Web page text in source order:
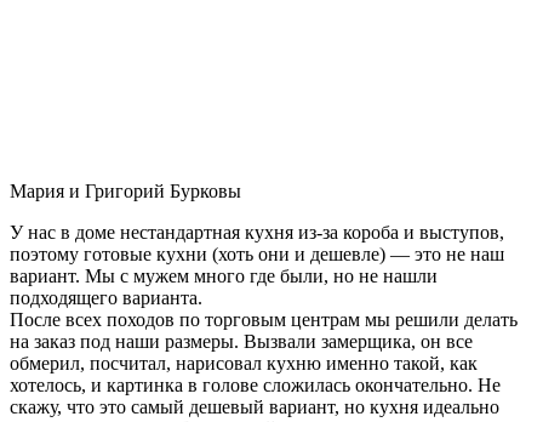
Мария и Григорий Бурковы
У нас в доме нестандартная кухня из-за короба и выступов,
поэтому готовые кухни (хоть они и дешевле) — это не наш
вариант. Мы с мужем много где были, но не нашли
подходящего варианта.
После всех походов по торговым центрам мы решили делать
на заказ под наши размеры. Вызвали замерщика, он все
обмерил, посчитал, нарисовал кухню именно такой, как
хотелось, и картинка в голове сложилась окончательно. Не
скажу, что это самый дешевый вариант, но кухня идеально